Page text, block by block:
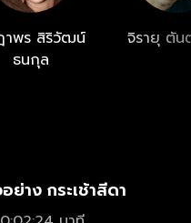
าพร สิริวัฒน์
ธนกุล
จิรายุ ตัน
ย่าง กระเช้าสีดา